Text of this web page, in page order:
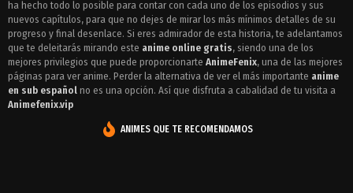
Episodio 13 - Shounen Onmyouji
Episodio 12 - Shounen Onmyouji
Episodio 11 - Shounen Onmyouji
Episodio 10 - Shounen Onmyouji
Episodio 9 - Shounen Onmyouji
ha hecho todo lo posible para contar con cada uno de los episodios y sus
nuevos capítulos, para que no dejes de mirar los más mínimos detalles de su
progreso y final desenlace. Si eres admirador de esta historia, te adelantamos
que te deleitarás mirando este anime online gratis, siendo una de los
mejores privilegios que puede proporcionarte AnimeFenix, una de las mejores
páginas para ver anime. Perder la alternativa de ver el más importante anime
en sub español no es una opción. Así que disfruta a cabalidad de tu visita a
Animefenix.vip
ANIMES QUE TE RECOMENDAMOS